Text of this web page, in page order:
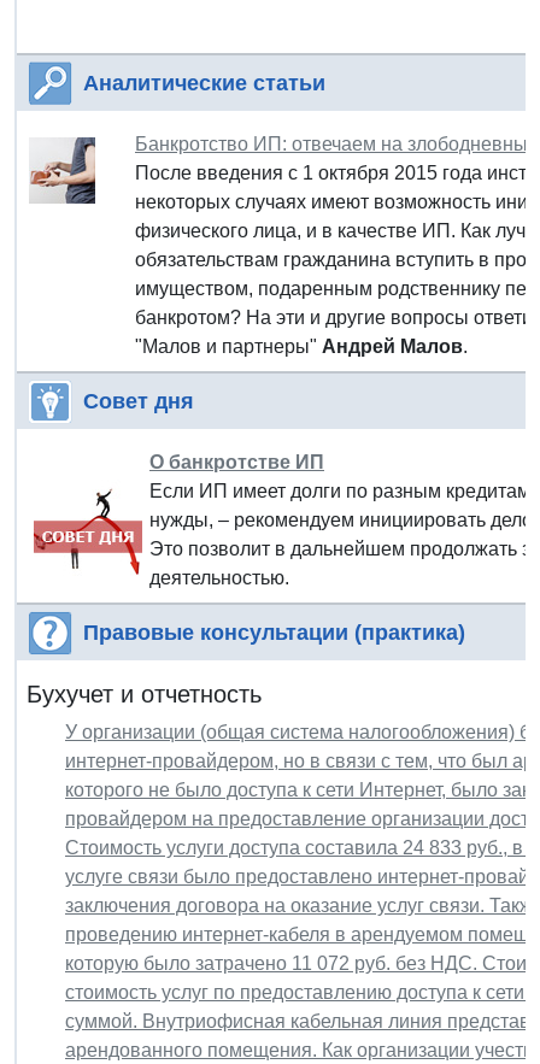
Аналитические статьи
Банкротство ИП: отвечаем на
После введения с 1 октября 2015 года
некоторых случаях имеют возможность
физического лица, и в качестве ИП. Как
обязательствам гражданина вступить в
имуществом, подаренным родственнику
банкротом? На эти и другие вопросы
"Малов и партнеры" Андрей Малов.
Совет дня
О банкротстве ИП
Если ИП имеет долги по разным кредитам
нужды, – рекомендуем инициировать дело
Это позволит в дальнейшем продолжать
деятельностью.
Правовые консультации (практика)
Бухучет и отчетность
У организации (общая система налогообложения)
интернет-провайдером, но в связи с тем, что был
которого не было доступа к сети Интернет, было
провайдером на предоставление организации
Стоимость услуги доступа составила 24 833 руб.,
услуге связи было предоставлено интернет-
заключения договора на оказание услуг связи.
проведению интернет-кабеля в арендуемом
которую было затрачено 11 072 руб. без НДС.
стоимость услуг по предоставлению доступа к
суммой. Внутриофисная кабельная линия
арендованного помещения. Как организации